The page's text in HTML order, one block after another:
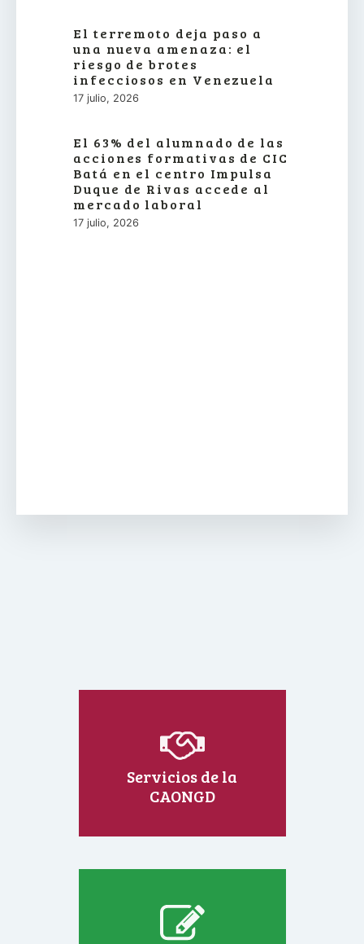
El terremoto deja paso a
una nueva amenaza: el
riesgo de brotes
infecciosos en Venezuela
17 julio, 2026
El 63% del alumnado de las
acciones formativas de CIC
Batá en el centro Impulsa
Duque de Rivas accede al
mercado laboral
17 julio, 2026
Servicios de la
CAONGD